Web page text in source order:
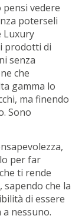
vedere
poterseli
Luxury
prodotti di
senza
che
gamma lo
ma finendo
Sono
per far
ti rende
che la
di essere
nessuno.